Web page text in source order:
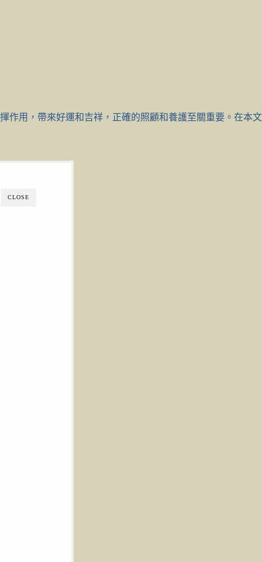
作用，帶來好運和吉祥，正確的照顧和養護至關重要。在本文
CLOSE